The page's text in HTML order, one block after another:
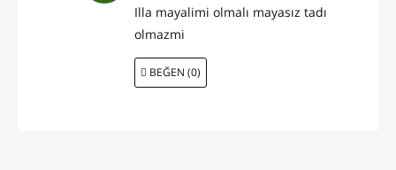
Illa mayalimi olmalı mayasız tadı
olmazmi
BEĞEN (0)